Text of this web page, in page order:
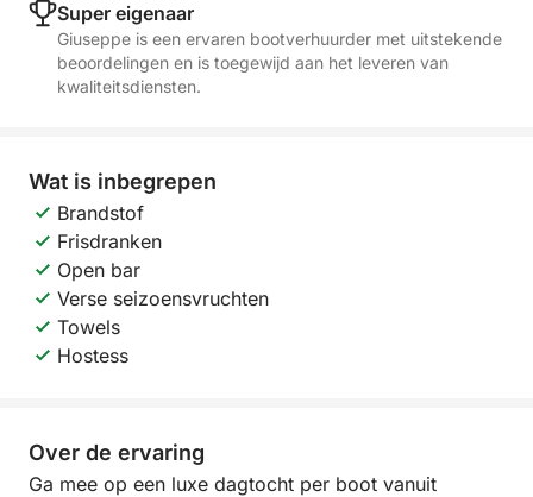
Super eigenaar
Giuseppe is een ervaren bootverhuurder met uitstekende
beoordelingen en is toegewijd aan het leveren van
kwaliteitsdiensten.
Wat is inbegrepen
Brandstof
Frisdranken
Open bar
Verse seizoensvruchten
Towels
Hostess
Over de ervaring
Ga mee op een luxe dagtocht per boot vanuit